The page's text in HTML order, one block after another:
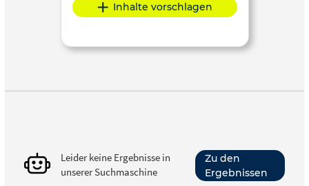
Inhalte vorschlagen
Leider keine Ergebnisse in
unserer Suchmaschine
Zu den
Ergebnissen